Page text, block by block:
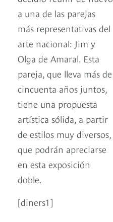
a una de las parejas
más representativas del
arte nacional: Jim y
Olga de Amaral. Esta
pareja, que lleva más de
cincuenta años juntos,
tiene una propuesta
artística sólida, a partir
de estilos muy diversos,
que podrán apreciarse
en esta exposición
doble.
[diners1]